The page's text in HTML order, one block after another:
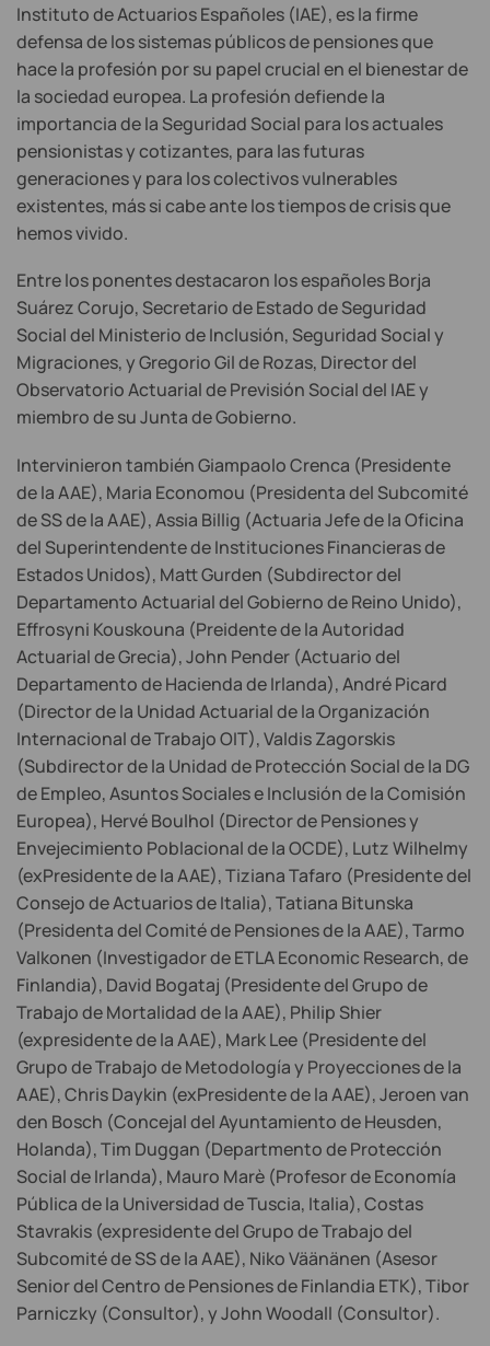
Instituto de Actuarios Españoles (IAE), es la firme
defensa de los sistemas públicos de pensiones que
hace la profesión por su papel crucial en el bienestar de
la sociedad europea. La profesión defiende la
importancia de la Seguridad Social para los actuales
pensionistas y cotizantes, para las futuras
generaciones y para los colectivos vulnerables
existentes, más si cabe ante los tiempos de crisis que
hemos vivido.
Entre los ponentes destacaron los españoles Borja
Suárez Corujo, Secretario de Estado de Seguridad
Social del Ministerio de Inclusión, Seguridad Social y
Migraciones, y Gregorio Gil de Rozas, Director del
Observatorio Actuarial de Previsión Social del IAE y
miembro de su Junta de Gobierno.
Intervinieron también Giampaolo Crenca (Presidente
de la AAE), Maria Economou (Presidenta del Subcomité
de SS de la AAE), Assia Billig (Actuaria Jefe de la Oficina
del Superintendente de Instituciones Financieras de
Estados Unidos), Matt Gurden (Subdirector del
Departamento Actuarial del Gobierno de Reino Unido),
Effrosyni Kouskouna (Preidente de la Autoridad
Actuarial de Grecia), John Pender (Actuario del
Departamento de Hacienda de Irlanda), André Picard
(Director de la Unidad Actuarial de la Organización
Internacional de Trabajo OIT), Valdis Zagorskis
(Subdirector de la Unidad de Protección Social de la DG
de Empleo, Asuntos Sociales e Inclusión de la Comisión
Europea), Hervé Boulhol (Director de Pensiones y
Envejecimiento Poblacional de la OCDE), Lutz Wilhelmy
(exPresidente de la AAE), Tiziana Tafaro (Presidente del
Consejo de Actuarios de Italia), Tatiana Bitunska
(Presidenta del Comité de Pensiones de la AAE), Tarmo
Valkonen (Investigador de ETLA Economic Research, de
Finlandia), David Bogataj (Presidente del Grupo de
Trabajo de Mortalidad de la AAE), Philip Shier
(expresidente de la AAE), Mark Lee (Presidente del
Grupo de Trabajo de Metodología y Proyecciones de la
AAE), Chris Daykin (exPresidente de la AAE), Jeroen van
den Bosch (Concejal del Ayuntamiento de Heusden,
Holanda), Tim Duggan (Departmento de Protección
Social de Irlanda), Mauro Marè (Profesor de Economía
Pública de la Universidad de Tuscia, Italia), Costas
Stavrakis (expresidente del Grupo de Trabajo del
Subcomité de SS de la AAE), Niko Väänänen (Asesor
Senior del Centro de Pensiones de Finlandia ETK), Tibor
Parniczky (Consultor), y John Woodall (Consultor).